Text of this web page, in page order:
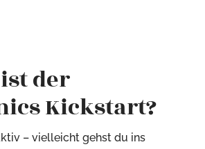
der
Kickstart?
– vielleicht gehst du ins